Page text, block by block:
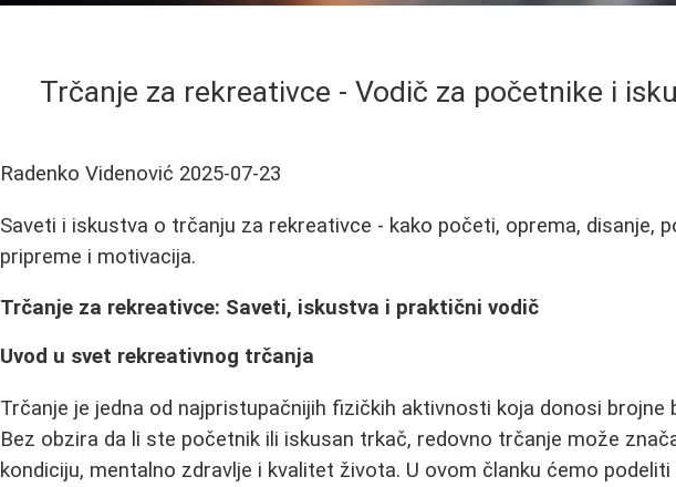
Trčanje za rekreativce - Vodič za početnike i
Radenko Videnović 2025-07-23
Saveti i iskustva o trčanju za rekreativce - kako početi, oprema, disanje,
pripreme i motivacija.
Trčanje za rekreativce: Saveti, iskustva i praktični vodič
Uvod u svet rekreativnog trčanja
Trčanje je jedna od najpristupačnijih fizičkih aktivnosti koja donosi brojne
Bez obzira da li ste početnik ili iskusan trkač, redovno trčanje može
kondiciju, mentalno zdravlje i kvalitet života. U ovom članku ćemo